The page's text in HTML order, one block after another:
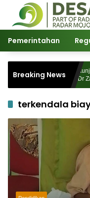
Langsung
konten
Pemerintahan
Breaking News
Prof
Desa
Dr
terkendala